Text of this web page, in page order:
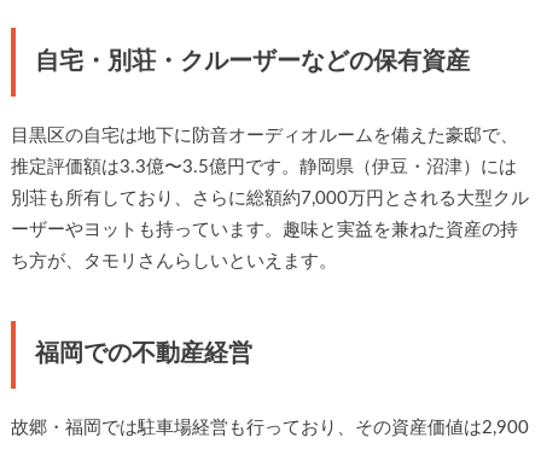
自宅・別荘・クルーザーなどの保有資産
目黒区の自宅は地下に防音オーディオルームを備えた豪邸で、
推定評価額は3.3億〜3.5億円です。静岡県（伊豆・沼津）には
別荘も所有しており、さらに総額約7,000万円とされる大型クル
ーザーやヨットも持っています。趣味と実益を兼ねた資産の持
ち方が、タモリさんらしいといえます。
福岡での不動産経営
故郷・福岡では駐車場経営も行っており、その資産価値は2,900